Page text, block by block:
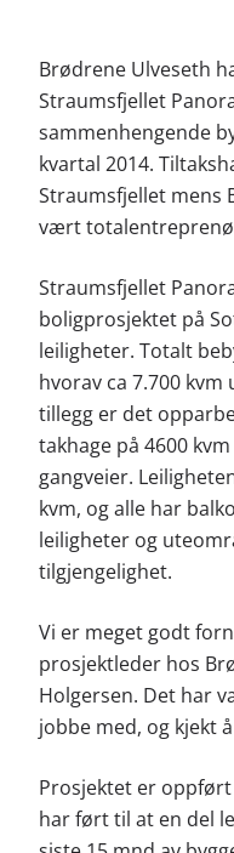
Brødrene Ulveseth
Straumsfjellet
sammenhengende
kvartal 2014.
Straumsfjellet mens
vært
Straumsfjellet
boligprosjektet på
leiligheter. Totalt
hvorav ca 7.700
tillegg er det
takhage på 4600
gangveier.
kvm, og alle har
leiligheter og
tilgjengelighet.
Vi er meget godt
prosjektleder hos
Holgersen. Det har
jobbe med, og kjekt
Prosjektet er
har ført til at en del